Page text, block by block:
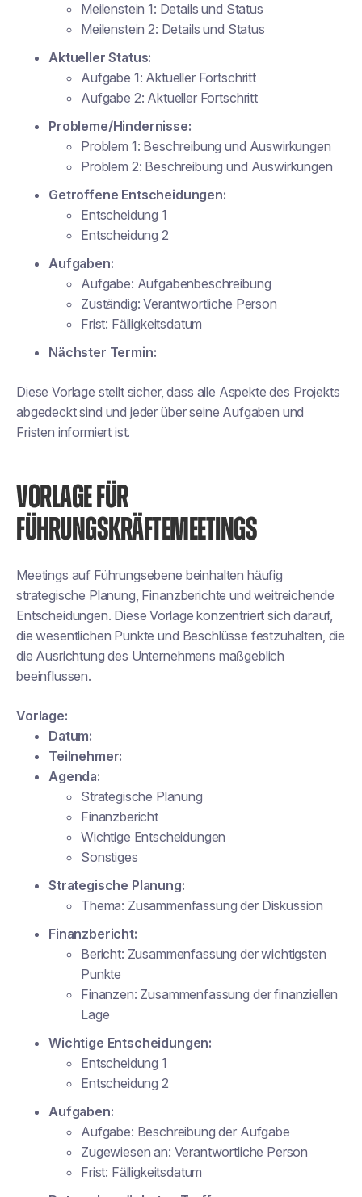
Meilenstein 1: Details und Status
Meilenstein 2: Details und Status
Aktueller Status:
Aufgabe 1: Aktueller Fortschritt
Aufgabe 2: Aktueller Fortschritt
Probleme/Hindernisse:
Problem 1: Beschreibung und Auswirkungen
Problem 2: Beschreibung und Auswirkungen
Getroffene Entscheidungen:
Entscheidung 1
Entscheidung 2
Aufgaben:
Aufgabe: Aufgabenbeschreibung
Zuständig: Verantwortliche Person
Frist: Fälligkeitsdatum
Nächster Termin:
Diese Vorlage stellt sicher, dass alle Aspekte des Projekts
abgedeckt sind und jeder über seine Aufgaben und
Fristen informiert ist.
VORLAGE FÜR
FÜHRUNGSKRÄFTEMEETINGS
Meetings auf Führungsebene beinhalten häufig
strategische Planung, Finanzberichte und weitreichende
Entscheidungen. Diese Vorlage konzentriert sich darauf,
die wesentlichen Punkte und Beschlüsse festzuhalten, die
die Ausrichtung des Unternehmens maßgeblich
beeinflussen.
Vorlage:
Datum:
Teilnehmer:
Agenda:
Strategische Planung
Finanzbericht
Wichtige Entscheidungen
Sonstiges
Strategische Planung:
Thema: Zusammenfassung der Diskussion
Finanzbericht:
Bericht: Zusammenfassung der wichtigsten
Punkte
Finanzen: Zusammenfassung der finanziellen
Lage
Wichtige Entscheidungen:
Entscheidung 1
Entscheidung 2
Aufgaben:
Aufgabe: Beschreibung der Aufgabe
Zugewiesen an: Verantwortliche Person
Frist: Fälligkeitsdatum